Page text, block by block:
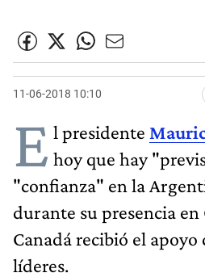
11-06-2018 10:10
E l presidente
hoy que hay
"confianza" en la
durante su presencia en
Canadá recibió el apoyo
líderes.